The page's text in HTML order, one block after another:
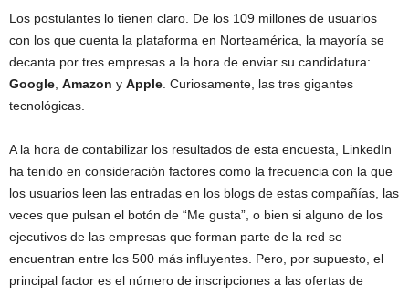
Los postulantes lo tienen claro. De los 109 millones de usuarios
con los que cuenta la plataforma en Norteamérica, la mayoría se
decanta por tres empresas a la hora de enviar su candidatura:
Google Amazon y Apple . Curiosamente, las tres gigantes
tecnológicas.
A la hora de contabilizar los resultados de esta encuesta, LinkedIn
ha tenido en consideración factores como la frecuencia con la que
los usuarios leen las entradas en los blogs de estas compañías, las
veces que pulsan el botón de “Me gusta”, o bien si alguno de los
ejecutivos de las empresas que forman parte de la red se
encuentran entre los 500 más influyentes. Pero, por supuesto, el
principal factor es el número de inscripciones a las ofertas de